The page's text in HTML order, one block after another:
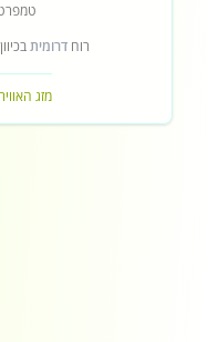
רוחדרומית
מזג